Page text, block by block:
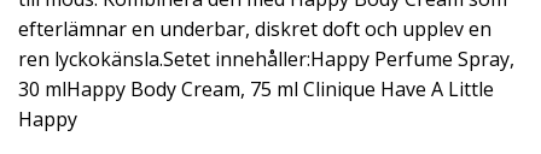
efterlämnar en underbar, diskret doft och upplev en
ren lyckokänsla.Setet innehåller:Happy Perfume Spray,
30 mlHappy Body Cream, 75 ml Clinique Have A Little
Happy